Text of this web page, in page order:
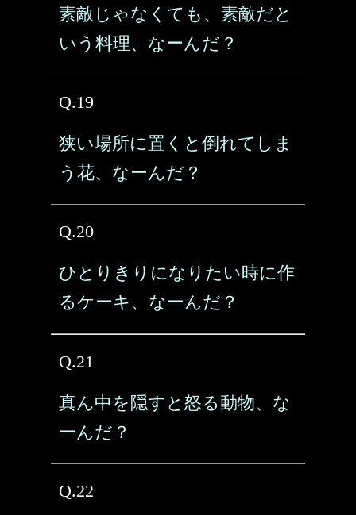
素敵じゃなくても、素敵だと
いう料理、なーんだ？
Q.19
狭い場所に置くと倒れてしま
う花、なーんだ？
Q.20
ひとりきりになりたい時に作
るケーキ、なーんだ？
Q.21
真ん中を隠すと怒る動物、な
ーんだ？
Q.22